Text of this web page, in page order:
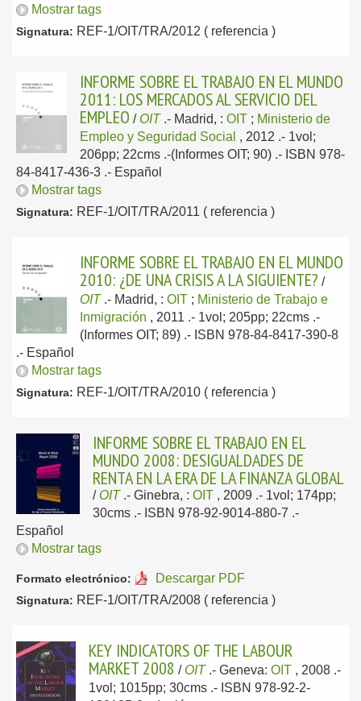
Mostrar tags
Signatura: REF-1/OIT/TRA/2012 ( referencia )
INFORME SOBRE EL TRABAJO EN EL MUNDO
2011: LOS MERCADOS AL SERVICIO DEL
EMPLEO / OIT .- Madrid, : OIT ; Ministerio de
Empleo y Seguridad Social , 2012 .- 1vol;
206pp; 22cms .-(Informes OIT; 90) .- ISBN 978-
84-8417-436-3 .- Español
Mostrar tags
Signatura: REF-1/OIT/TRA/2011 ( referencia )
INFORME SOBRE EL TRABAJO EN EL MUNDO
2010: ¿DE UNA CRISIS A LA SIGUIENTE? /
OIT .- Madrid, : OIT ; Ministerio de Trabajo e
Inmigración , 2011 .- 1vol; 205pp; 22cms .-
(Informes OIT; 89) .- ISBN 978-84-8417-390-8
.- Español
Mostrar tags
Signatura: REF-1/OIT/TRA/2010 ( referencia )
INFORME SOBRE EL TRABAJO EN EL
MUNDO 2008: DESIGUALDADES DE
RENTA EN LA ERA DE LA FINANZA GLOBAL
/ OIT .- Ginebra, : OIT , 2009 .- 1vol; 174pp;
30cms .- ISBN 978-92-9014-880-7 .-
Español
Mostrar tags
Formato electrónico: Descargar PDF
Signatura: REF-1/OIT/TRA/2008 ( referencia )
KEY INDICATORS OF THE LABOUR
MARKET 2008 / OIT .- Geneva: OIT , 2008 .-
1vol; 1015pp; 30cms .- ISBN 978-92-2-